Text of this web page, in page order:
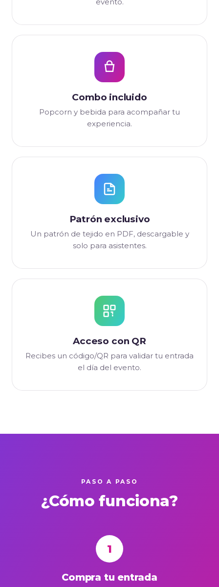
evento.
Combo incluido
Popcorn y bebida para acompañar tu
experiencia.
Patrón exclusivo
Un patrón de tejido en PDF, descargable y
solo para asistentes.
Acceso con QR
Recibes un código/QR para validar tu entrada
el día del evento.
PASO A PASO
¿Cómo funciona?
1
Compra tu entrada